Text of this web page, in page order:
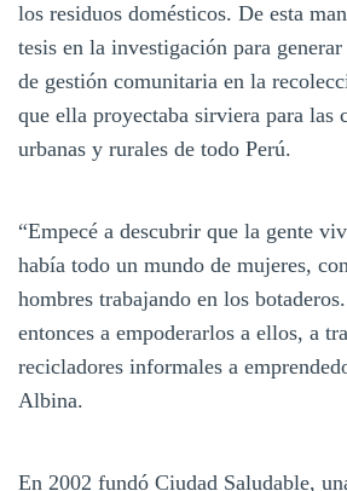
los residuos domésticos. De esta
tesis en la investigación para
de gestión comunitaria en la
que ella proyectaba sirviera para las
urbanas y rurales de todo Perú.
“Empecé a descubrir que la gente
había todo un mundo de mujeres,
hombres trabajando en los
entonces a empoderarlos a ellos, a
recicladores informales a
Albina.
En 2002 fundó Ciudad Saludable,